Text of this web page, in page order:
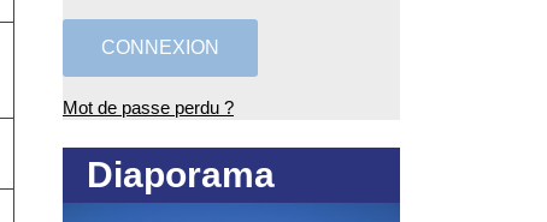
Mot de passe perdu ?
Diaporama